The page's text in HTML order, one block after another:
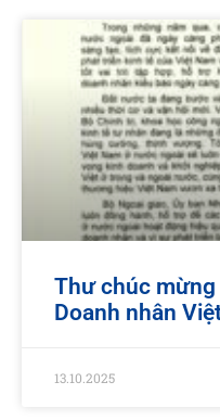
Thư chúc
Doanh nhân
13.10.2025